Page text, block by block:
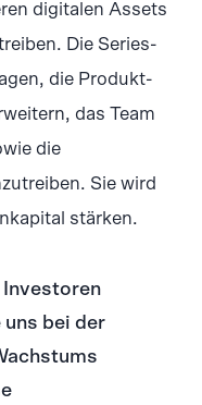
digitalen Assets
Die Series-
die Produkt-
das Team
die
Sie wird
stärken.
Investoren
bei der